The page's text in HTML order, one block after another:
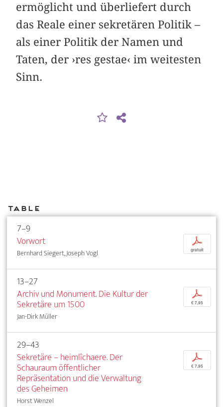
ermöglicht und überliefert durch
das Reale einer sekretären Politik –
als einer Politik der Namen und
Taten, der ›res gestae‹ im weitesten
Sinn.
Table
7–9
Vorwort
Bernhard Siegert, Joseph Vogl
p
gratuit
13–27
Archiv und Monument. Die Kultur der
Sekretäre um 1500
Jan-Dirk Müller
p
€ 7,95
29–43
Sekretäre – heimlîchaere. Der
Schauraum öffentlicher
Repräsentation und die Verwaltung
des Geheimen
Horst Wenzel
p
€ 7,95